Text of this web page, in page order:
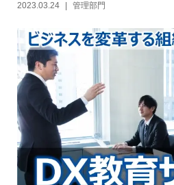
2023.03.24 管理部門